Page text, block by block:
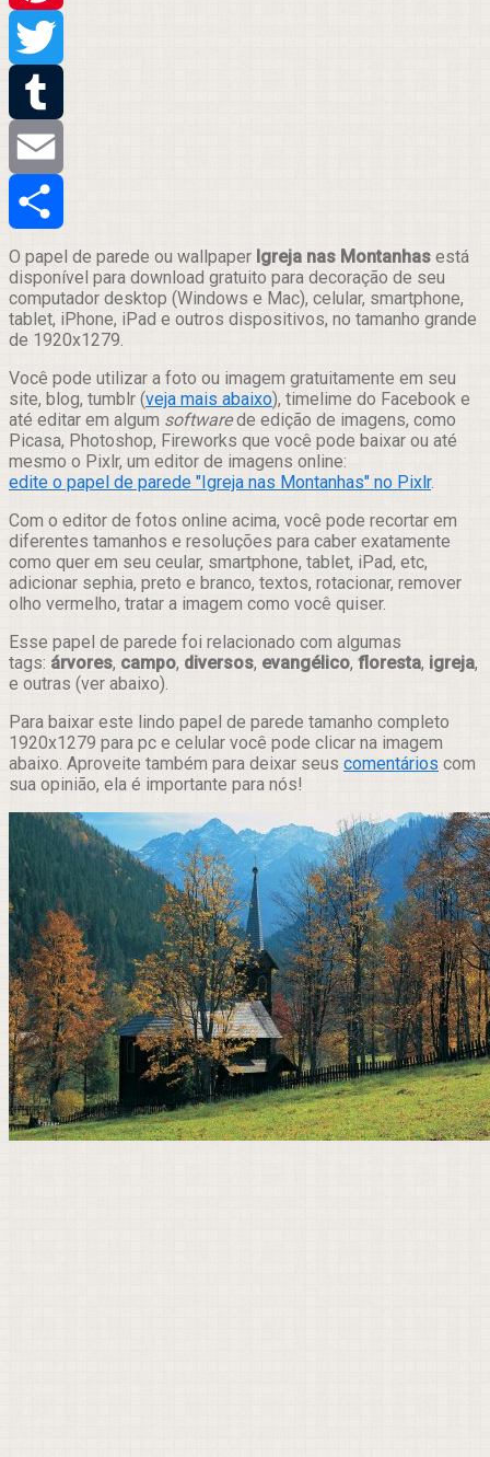
Pinterest
Twitter
Tumblr
Email
Compartilhar
O papel de parede ou wallpaper Igreja nas Montanhas está
disponível para download gratuito para decoração de seu
computador desktop (Windows e Mac), celular, smartphone,
tablet, iPhone, iPad e outros dispositivos, no tamanho grande
de 1920x1279.
Você pode utilizar a foto ou imagem gratuitamente em seu
site, blog, tumblr (veja mais abaixo), timelime do Facebook e
até editar em algum softwarede edição de imagens, como
Picasa, Photoshop, Fireworks que você pode baixar ou até
mesmo o Pixlr, um editor de imagens online:
edite o papel de parede "Igreja nas Montanhas" no Pixlr.
Com o editor de fotos online acima, você pode recortar em
diferentes tamanhos e resoluções para caber exatamente
como quer em seu ceular, smartphone, tablet, iPad, etc,
adicionar sephia, preto e branco, textos, rotacionar, remover
olho vermelho, tratar a imagem como você quiser.
Esse papel de parede foi relacionado com algumas
tags: árvores, campo, diversos, evangélico, floresta, igreja,
e outras (ver abaixo).
Para baixar este lindo papel de parede tamanho completo
1920x1279 para pc e celular você pode clicar na imagem
abaixo. Aproveite também para deixar seus comentários com
sua opinião, ela é importante para nós!